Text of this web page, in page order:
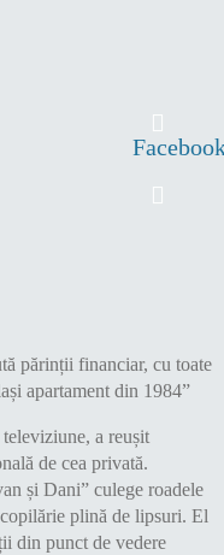
a reușit
de cea privată.
și Dani” culege roadele
plină de lipsuri. El
din punct de vedere